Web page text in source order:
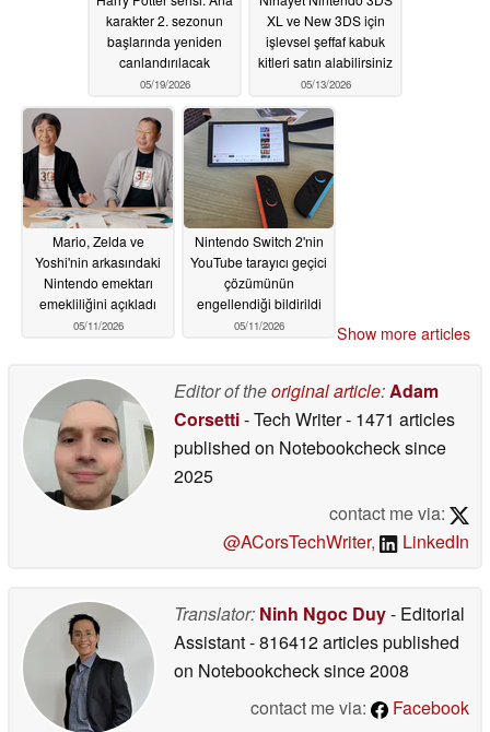
karakter 2. sezonun
başlarında yeniden
canlandırılacak
05/19/2026
XL ve New 3DS için
işlevsel şeffaf kabuk
kitleri satın alabilirsiniz
05/13/2026
Mario, Zelda ve
Yoshi'nin arkasındaki
Nintendo emektarı
emekliliğini açıkladı
05/11/2026
Nintendo Switch 2'nin
YouTube tarayıcı geçici
çözümünün
engellendiği bildirildi
05/11/2026 Show more articles
Editor of theoriginal article:Adam
Corsetti- Tech Writer- 1471 articles
published on Notebookchecksince
2025
contact me via:
@ACorsTechWriter, LinkedIn
Translator: Ninh Ngoc Duy- Editorial
Assistant- 816412 articles published
on Notebookchecksince 2008
contact me via:
Facebook